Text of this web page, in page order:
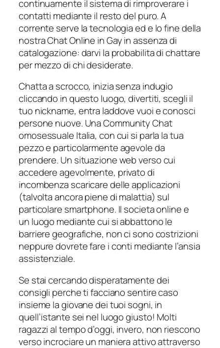
continuamente il sistema di rimproverare i
contatti mediante il resto del puro. A
corrente serve la tecnologia ed e lo fine della
nostra Chat Online in Gay in assenza di
catalogazione: darvi la probabilita di chattare
per mezzo di chi desiderate.
Chatta a scrocco, inizia senza indugio
cliccando in questo luogo, divertiti, scegli il
tuo nickname, entra laddove vuoi e conosci
persone nuove. Una Community Chat
omosessuale Italia, con cui si parla la tua
pezzo e particolarmente agevole da
prendere. Un situazione web verso cui
accedere agevolmente, privato di
incombenza scaricare delle applicazioni
(talvolta ancora piene di malattia) sul
particolare smartphone. Il societa online e
un luogo mediante cui si abbattono le
barriere geografiche, non ci sono costrizioni
neppure dovrete fare i conti mediante l’ansia
assistenziale.
Se stai cercando disperatamente dei
consigli perche ti facciano sentire caso
insieme la giovane dei tuoi sogni, in
quell’istante sei nel luogo giusto! Molti
ragazzi al tempo d’oggi, invero, non riescono
verso incrociare un maniera attivo attraverso